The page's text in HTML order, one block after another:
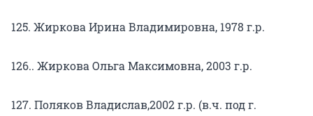
125. Жиркова Ирина Владимировна, 1978 г.р.
126.. Жиркова Ольга Максимовна, 2003 г.р.
127. Поляков Владислав,2002 г.р. (в.ч. под г.